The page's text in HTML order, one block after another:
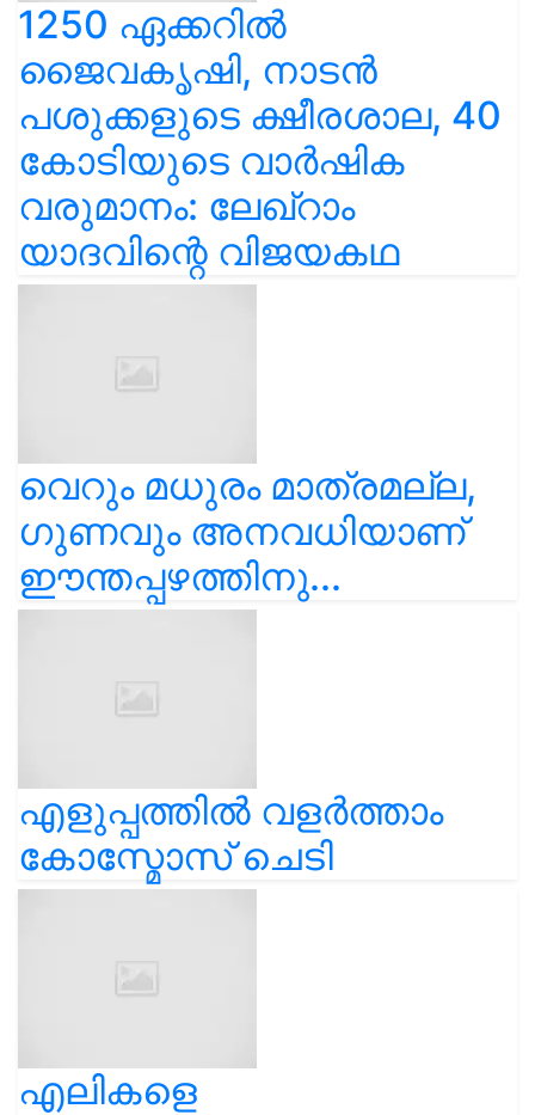
1250 ഏക്കറിൽ
ജൈവകൃഷി, നാടൻ
പശുക്കളുടെ ക്ഷീരശാല, 40
കോടിയുടെ വാർഷിക
വരുമാനം: ലേഖ്‌റാം
യാദവിന്റെ വിജയകഥ
വെറും മധുരം മാത്രമല്ല,
ഗുണവും അനവധിയാണ്
ഈന്തപ്പഴത്തിനു...
എളുപ്പത്തിൽ വളർത്താം
കോസ്മോസ് ചെടി
എലികളെ